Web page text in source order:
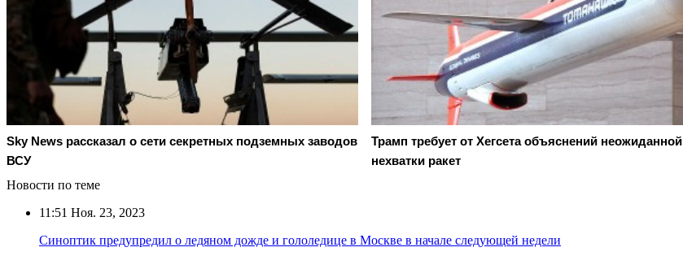
Sky News рассказал о сети секретных подземных заводов
ВСУ
Трамп требует от Хегсета объяснений неожиданной
нехватки ракет
Новости по теме
11:51 Ноя. 23, 2023
Синоптик предупредил о ледяном дожде и гололедице в Москве в начале следующей недели